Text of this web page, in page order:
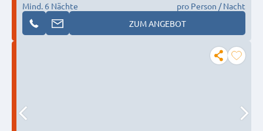
Mind. 6 Nächte
pro Person / Nacht
ZUM ANGEBOT